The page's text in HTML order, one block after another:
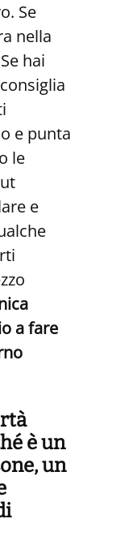
Se
nella
hai
e punta
le
e
a fare
è un
un